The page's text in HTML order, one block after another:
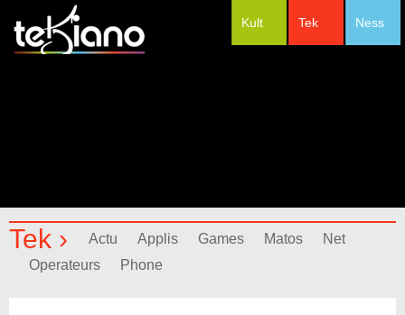
Ness
Tek
Kult
Tek › Actu Applis Games Matos
Net
Operateurs
Phone